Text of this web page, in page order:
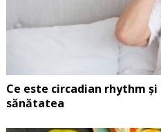
Ce este circadian rhythm
sănătatea